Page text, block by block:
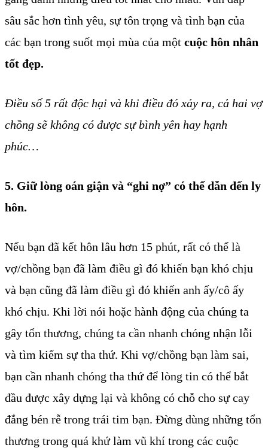
sâu sắc hơn tình yêu, sự tôn trọng và tình bạn của
các bạn trong suốt mọi mùa của một cuộc hôn nhân
tốt đẹp.
Điều số 5 rất độc hại và khi điều đó xảy ra, cả hai vợ
chồng sẽ không có được sự bình yên hay hạnh
phúc…
5. Giữ lòng oán giận và “ghi nợ” có thể dẫn đến ly
hôn.
Nếu bạn đã kết hôn lâu hơn 15 phút, rất có thể là
vợ/chồng bạn đã làm điều gì đó khiến bạn khó chịu
và bạn cũng đã làm điều gì đó khiến anh ấy/cô ấy
khó chịu. Khi lời nói hoặc hành động của chúng ta
gây tổn thương, chúng ta cần nhanh chóng nhận lỗi
và tìm kiếm sự tha thứ. Khi vợ/chồng bạn làm sai,
bạn cần nhanh chóng tha thứ để lòng tin có thể bắt
đầu được xây dựng lại và không có chỗ cho sự cay
đắng bén rễ trong trái tim bạn. Đừng dùng những tổn
thương trong quá khứ làm vũ khí trong các cuộc